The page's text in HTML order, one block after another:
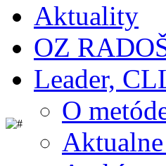
Aktuality
OZ
Leader,
O